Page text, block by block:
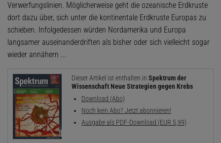
Verwerfungslinien. Möglicherweise geht die ozeanische Erdkruste
dort dazu über, sich unter die kontinentale Erdkruste Europas zu
schieben. Infolgedessen würden Nordamerika und Europa
langsamer auseinanderdriften als bisher oder sich vielleicht sogar
wieder annähern ...
Dieser Artikel ist enthalten in Spektrum der
Wissenschaft Neue Strategien gegen Krebs
Download (Abo)
Noch kein Abo? Jetzt abonnieren!
Ausgabe als PDF-Download (EUR 5,99)